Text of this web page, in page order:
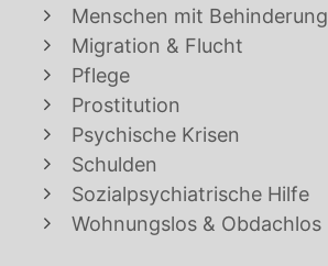
Menschen mit Behinderung
Migration & Flucht
Pflege
Prostitution
Psychische Krisen
Schulden
Sozialpsychiatrische Hilfe
Wohnungslos & Obdachlos